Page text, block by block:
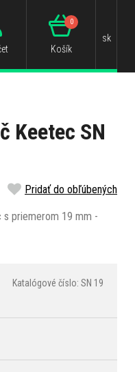
Košík
0
sk
Keetec SN
Pridať do obľúbených
s priemerom 19 mm -
Katalógové číslo: SN 19